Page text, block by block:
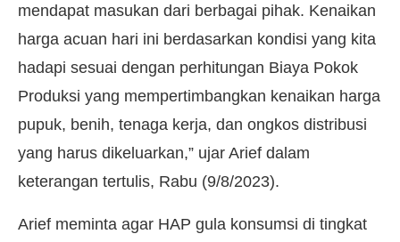
mendapat masukan dari berbagai pihak. Kenaikan
harga acuan hari ini berdasarkan kondisi yang kita
hadapi sesuai dengan perhitungan Biaya Pokok
Produksi yang mempertimbangkan kenaikan harga
pupuk, benih, tenaga kerja, dan ongkos distribusi
yang harus dikeluarkan,” ujar Arief dalam
keterangan tertulis, Rabu (9/8/2023).
Arief meminta agar HAP gula konsumsi di tingkat